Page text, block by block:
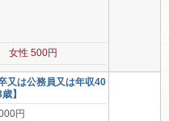
女性 500円
又は公務員又は年収40
】
円